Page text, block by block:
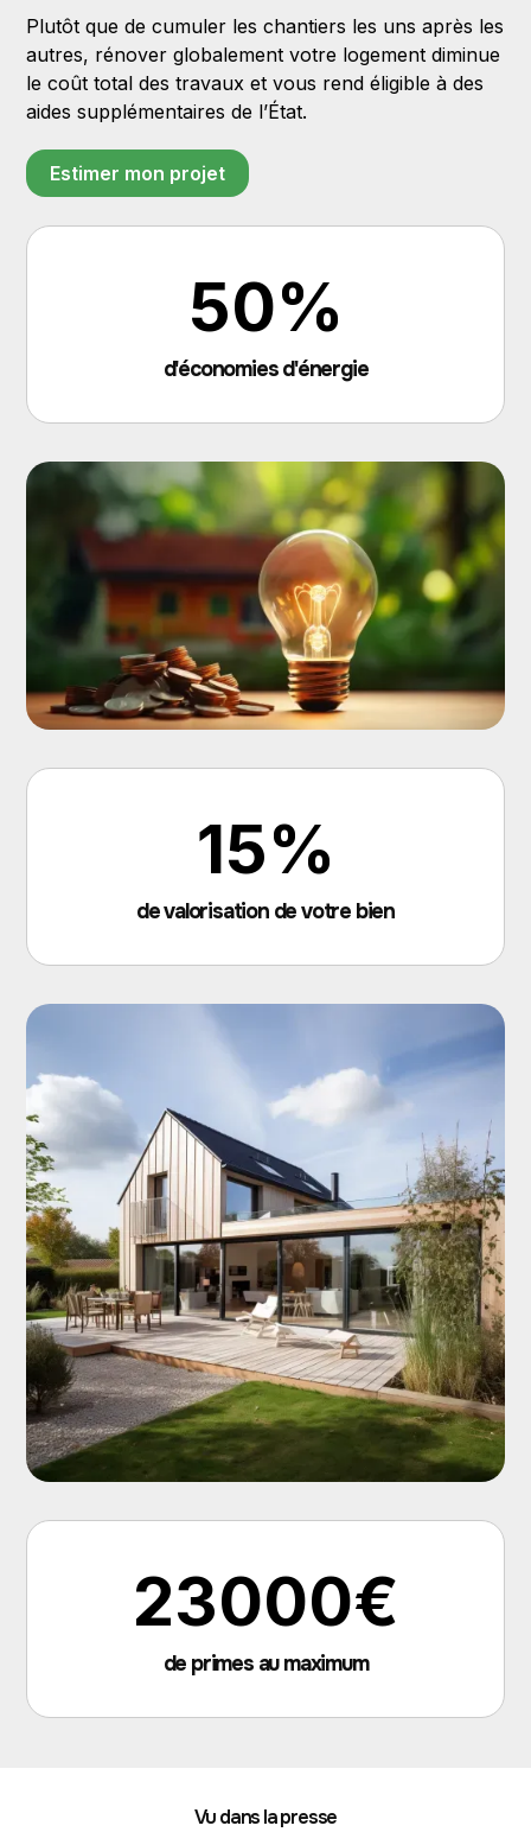
Plutôt que de cumuler les chantiers les uns après les
autres, rénover globalement votre logement diminue
le coût total des travaux et vous rend éligible à des
aides supplémentaires de l’État.
Estimer mon projet
50%
d'économies d'énergie
15%
de valorisation de votre bien
23000€
de primes au maximum
Vu dans la presse